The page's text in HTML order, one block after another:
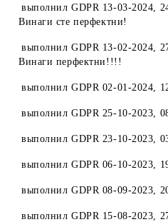
выполнилGDPR 13-03-2024,
Винаги сте перфектни!
выполнилGDPR 13-02-2024,
Винаги перфектни!!!!
выполнилGDPR 02-01-2024,
выполнилGDPR 25-10-2023,
выполнилGDPR 23-10-2023,
выполнилGDPR 06-10-2023,
выполнилGDPR 08-09-2023,
выполнилGDPR 15-08-2023,